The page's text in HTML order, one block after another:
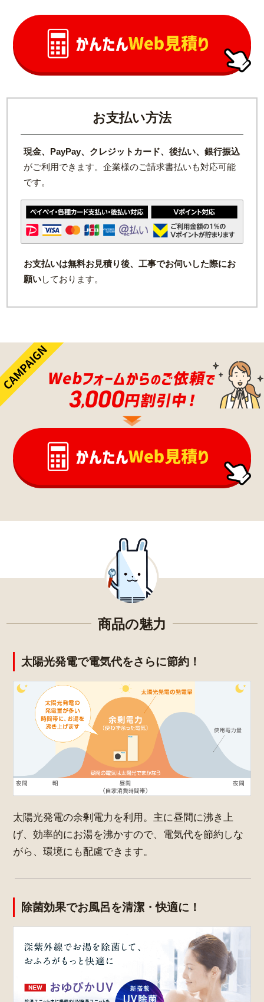
お支払い方法
現金、PayPay、クレジットカード、後払い、銀行振込
がご利用できます。企業様のご請求書払いも対応可能
です。
お支払いは無料お見積り後、工事でお伺いした際にお
願いしております。
商品の魅力
太陽光発電で電気代をさらに節約！
太陽光発電の余剰電力を利用。主に昼間に沸き上
げ、効率的にお湯を沸かすので、電気代を節約しな
がら、環境にも配慮できます。
除菌効果でお風呂を清潔・快適に！